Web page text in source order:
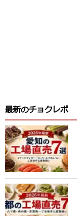
最新のチョクレポ